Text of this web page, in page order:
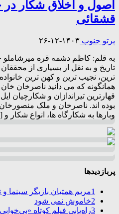
اصول و اخلاق شکار در
قشقائی
پرتو جنوب ۱۴۰۳-۱۲-۲۶
به قلم: کاظم دشمه قره میرشاملو
تاریخ و به نقل از بسیاری از
ترین، نجیب ترین و کهن ترین
همانگونه که می دانید ناصرخان
قهارترین تیراندازان و شکارچیان
بوده اند. ناصرخان و ملک
وبارها به شکارگاه ها، انواع شکار
پربازدیدها
1مریم همتیان بازیگر سینما
2خاموش نمی شود
3راه‌یابی فیلم کوتاه